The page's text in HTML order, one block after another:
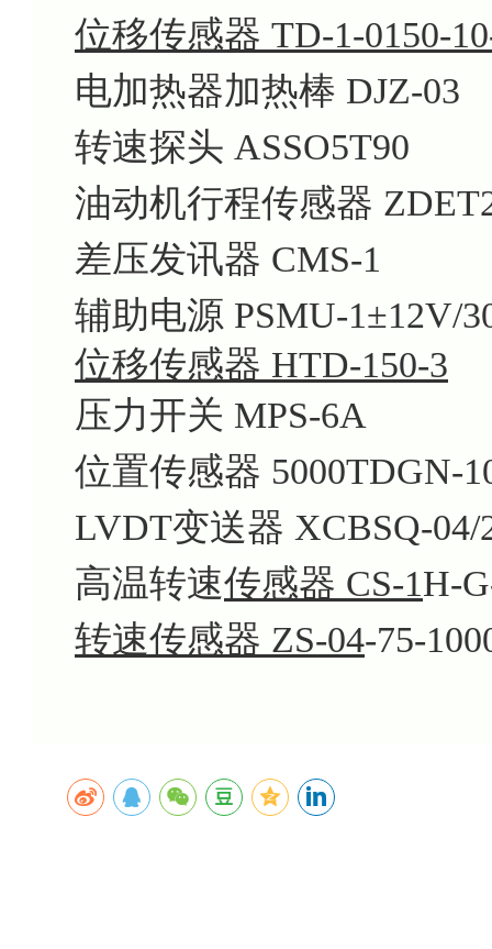
位移传感器 TD-1-0150-
电加热器加热棒 DJZ-03
转速探头 ASSO5T90
油动机行程传感器
差压发讯器 CMS-1
辅助电源 PSMU-1±12V/
位移传感器 HTD-150-3
压力开关 MPS-6A
位置传感器 5000TDGN-
LVDT变送器 XCBSQ-04/
高温转速传感器 CS-1H-
转速传感器 ZS-04-75-